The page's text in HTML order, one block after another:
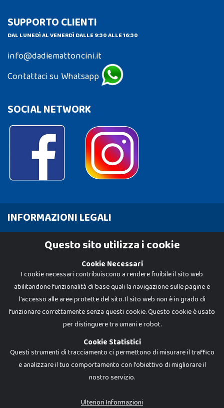
SUPPORTO CLIENTI
DAL LUNEDÌ AL VENERDÌ DALLE 9:30 ALLE 16:30
info@dadiemattoncini.it
Contattaci su Whatsapp
SOCIAL NETWORK
INFORMAZIONI LEGALI
Cookie Policy
Dadi e Mattoncini è un brand di Giocabene Srl. Ogni riproduzione o utilizzo non
I prezzi e le promozioni pubblicate potrebbero differire da quanto esposto in
Questo sito utilizza i cookie
Cookie Necessari
I cookie necessari contribuiscono a rendere fruibile il sito web
abilitandone funzionalità di base quali la navigazione sulle pagine e
l'accesso alle aree protette del sito. Il sito web non è in grado di
funzionare correttamente senza questi cookie. Questo cookie è usato
per distinguere tra umani e robot.
Cookie Statistici
Questi strumenti di tracciamento ci permettono di misurare il traffico
e analizzare il tuo comportamento con l'obiettivo di migliorare il
nostro servizio.
Ulteriori Informazioni